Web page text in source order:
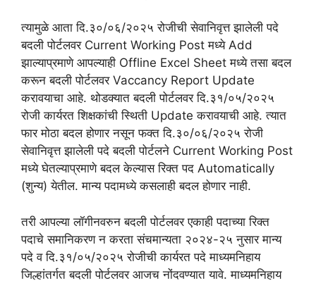
त्यामुळे आता दि.३०/०६/२०२५ रोजीची सेवानिवृत्त झालेली पदे
बदली पोर्टलवर Current Working Post मध्ये Add
झाल्याप्रमाणे आपल्याही Offline Excel Sheet मध्ये तसा बदल
करून बदली पोर्टलवर Vaccancy Report Update
करावयाचा आहे. थोडक्यात बदली पोर्टलवर दि.३१/०५/२०२५
रोजी कार्यरत शिक्षकांची स्थिती Update करावयाची आहे. त्यात
फार मोठा बदल होणार नसून फक्त दि.३०/०६/२०२५ रोजी
सेवानिवृत्त झालेली पदे बदली पोर्टलने Current Working Post
मध्ये घेतल्याप्रमाणे बदल केल्यास रिक्त पद Automatically
(शुन्य) येतील. मान्य पदामध्ये कसलाही बदल होणार नाही.
तरी आपल्या लॉगीनवरुन बदली पोर्टलवर एकाही पदाच्या रिक्त
पदाचे समानिकरण न करता संचमान्यता २०२४-२५ नुसार मान्य
पदे व दि.३१/०५/२०२५ रोजीची कार्यरत पदे माध्यमनिहाय
जिल्हांतर्गत बदली पोर्टलवर आजच नोंदवण्यात यावे. माध्यमनिहाय